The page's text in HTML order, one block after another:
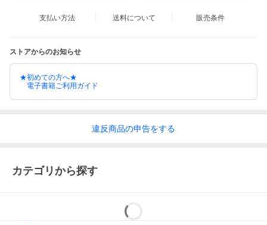
支払い方法 送料について 販売条件
ストアからのお知らせ
★初めての方へ★
電子書籍ご利用ガイド
違反商品の申告をする
カテゴリから探す